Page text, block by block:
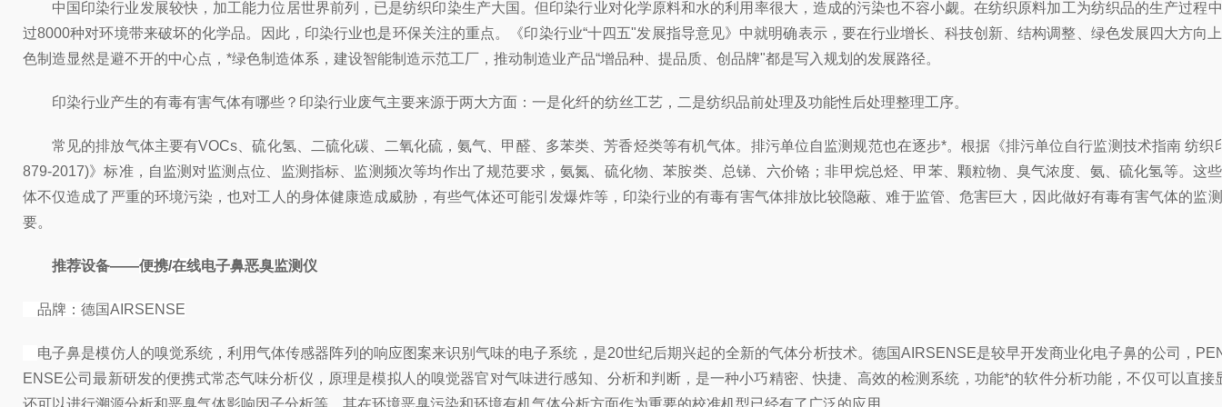
中国印染行业发展较快，加工能力位居世界前列，已是纺织印染生产大国。但印染行业对化学原料和水的利用率很大，造成的污染也不容小觑。在纺织原料加工为纺织品的生产过程
过8000种对环境带来破坏的化学品。因此，印染行业也是环保关注的重点。《印染行业“十四五"发展指导意见》中就明确表示，要在行业增长、科技创新、结构调整、绿色发展四大方向
色制造显然是避不开的中心点，*绿色制造体系，建设智能制造示范工厂，推动制造业产品“增品种、提品质、创品牌"都是写入规划的发展路径。
印染行业产生的有毒有害气体有哪些？印染行业废气主要来源于两大方面：一是化纤的纺丝工艺，二是纺织品前处理及功能性后处理整理工序。
常见的排放气体主要有VOCs、硫化氢、二硫化碳、二氧化硫，氨气、甲醛、多苯类、芳香烃类等有机气体。排污单位自监测规范也在逐步*。根据《排污单位自行监测技术指南 纺织
879-2017)》标准，自监测对监测点位、监测指标、监测频次等均作出了规范要求，氨氮、硫化物、苯胺类、总锑、六价铬；非甲烷总烃、甲苯、颗粒物、臭气浓度、氨、硫化氢等。这
体不仅造成了严重的环境污染，也对工人的身体健康造成威胁，有些气体还可能引发爆炸等，印染行业的有毒有害气体排放比较隐蔽、难于监管、危害巨大，因此做好有毒有害气体的监
要。
推荐设备——便携/在线电子鼻恶臭监测仪
品牌：德国AIRSENSE
电子鼻是模仿人的嗅觉系统，利用气体传感器阵列的响应图案来识别气味的电子系统，是20世纪后期兴起的全新的气体分析技术。德国AIRSENSE是较早开发商业化电子鼻的公司，
ENSE公司最新研发的便携式常态气味分析仪，原理是模拟人的嗅觉器官对气味进行感知、分析和判断，是一种小巧精密、快捷、高效的检测系统，功能*的软件分析功能，不仅可以直接
还可以进行溯源分析和恶臭气体影响因子分析等。其在环境恶臭污染和环境有机气体分析方面作为重要的校准机型已经有了广泛的应用。